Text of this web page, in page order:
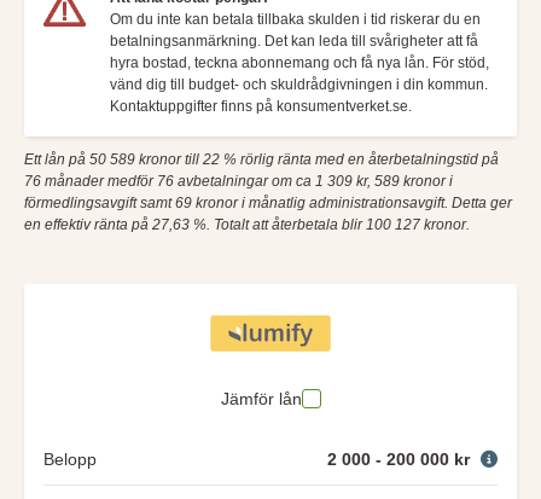
Om du inte kan betala tillbaka skulden i tid riskerar du en
betalningsanmärkning. Det kan leda till svårigheter att få
hyra bostad, teckna abonnemang och få nya lån. För stöd,
vänd dig till budget- och skuldrådgivningen i din kommun.
Kontaktuppgifter finns på konsumentverket.se.
Ett lån på 50 589 kronor till 22 % rörlig ränta med en återbetalningstid på
76 månader medför 76 avbetalningar om ca 1 309 kr, 589 kronor i
förmedlingsavgift samt 69 kronor i månatlig administrationsavgift. Detta ger
en effektiv ränta på 27,63 %. Totalt att återbetala blir 100 127 kronor.
Jämför lån
Belopp 2 000 - 200 000 kr